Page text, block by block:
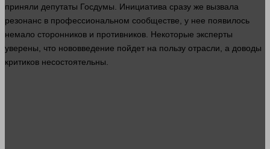
приняли депутаты Госдумы. Инициатива сразу же вызвала
резонанс в профессиональном сообществе, у нее появилось
немало сторонников и противников. Некоторые эксперты
уверены, что нововведение пойдет на пользу отрасли, а доводы
критиков несостоятельны.